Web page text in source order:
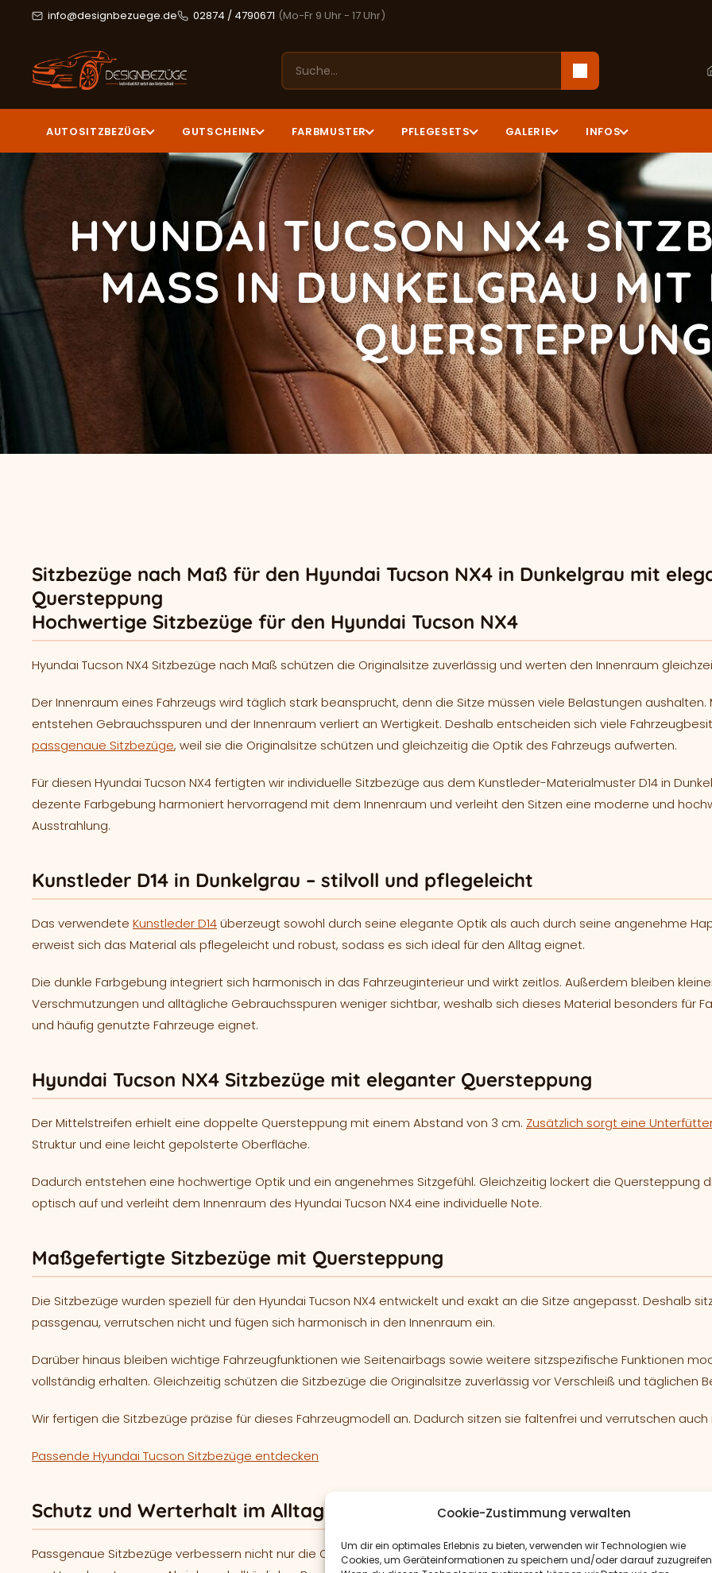
Cookie-Zustimmung verwalten
Um dir ein optimales Erlebnis zu bieten, verwenden wir Technologien wie
Cookies, um Geräteinformationen zu speichern und/oder darauf zuzugreifen.
info@designbezuege.de 02874 / 4790671 (Mo-Fr 9 Uhr - 17 Uhr)
AUTOSITZBEZÜGE GUTSCHEINE FARBMUSTER PFLEGESETS GALERIE INFOS
HYUNDAI TUCSON NX4
MASS IN DUNKELGRAU MIT
UERSTEPPUNG
Sitzbezüge nach Maß für den Hyundai Tucson NX4 in Dunkelgrau mit
Quersteppung
Hochwertige Sitzbezüge für den Hyundai Tucson NX4
Hyundai Tucson NX4 Sitzbezüge nach Maß schützen die Originalsitze zuverlässig und werten den Innenraum
Der Innenraum eines Fahrzeugs wird täglich stark beansprucht, denn die Sitze müssen viele Belastungen aushalten.
entstehen Gebrauchsspuren und der Innenraum verliert an Wertigkeit. Deshalb entscheiden sich viele
passgenaue Sitzbezüge, weil sie die Originalsitze schützen und gleichzeitig die Optik des Fahrzeugs aufwerten.
Für diesen Hyundai Tucson NX4 fertigten wir individuelle Sitzbezüge aus dem Kunstleder-Materialmuster D14 in
dezente Farbgebung harmoniert hervorragend mit dem Innenraum und verleiht den Sitzen eine moderne und
Ausstrahlung.
Kunstleder D14 in Dunkelgrau – stilvoll und pflegeleicht
Das verwendete Kunstleder D14überzeugt sowohl durch seine elegante Optik als auch durch seine angenehme
erweist sich das Material als pflegeleicht und robust, sodass es sich ideal für den Alltag eignet.
Die dunkle Farbgebung integriert sich harmonisch in das Fahrzeuginterieur und wirkt zeitlos. Außerdem bleiben
Verschmutzungen und alltägliche Gebrauchsspuren weniger sichtbar, weshalb sich dieses Material besonders für
und häufig genutzte Fahrzeuge eignet.
Hyundai Tucson NX4 Sitzbezüge mit eleganter Quersteppung
Der Mittelstreifen erhielt eine doppelte Quersteppung mit einem Abstand von 3 cm. Zusätzlich sorgt eine
Struktur und eine leicht gepolsterte Oberfläche.
Dadurch entstehen eine hochwertige Optik und ein angenehmes Sitzgefühl. Gleichzeitig lockert die Quersteppung
optisch auf und verleiht dem Innenraum des Hyundai Tucson NX4 eine individuelle Note.
Maßgefertigte Sitzbezüge mit Quersteppung
Die Sitzbezüge wurden speziell für den Hyundai Tucson NX4 entwickelt und exakt an die Sitze angepasst. Deshalb
passgenau, verrutschen nicht und fügen sich harmonisch in den Innenraum ein.
Darüber hinaus bleiben wichtige Fahrzeugfunktionen wie Seitenairbags sowie weitere sitzspezifische Funktionen
vollständig erhalten. Gleichzeitig schützen die Sitzbezüge die Originalsitze zuverlässig vor Verschleiß und täglichen
Wir fertigen die Sitzbezüge präzise für dieses Fahrzeugmodell an. Dadurch sitzen sie faltenfrei und verrutschen auch
Passende Hyundai Tucson Sitzbezüge entdecken
Schutz und Werterhalt im Alltag
Passgenaue Sitzbezüge verbessern nicht nur die Optik des Innenraums, sondern schützen die Originalpolster